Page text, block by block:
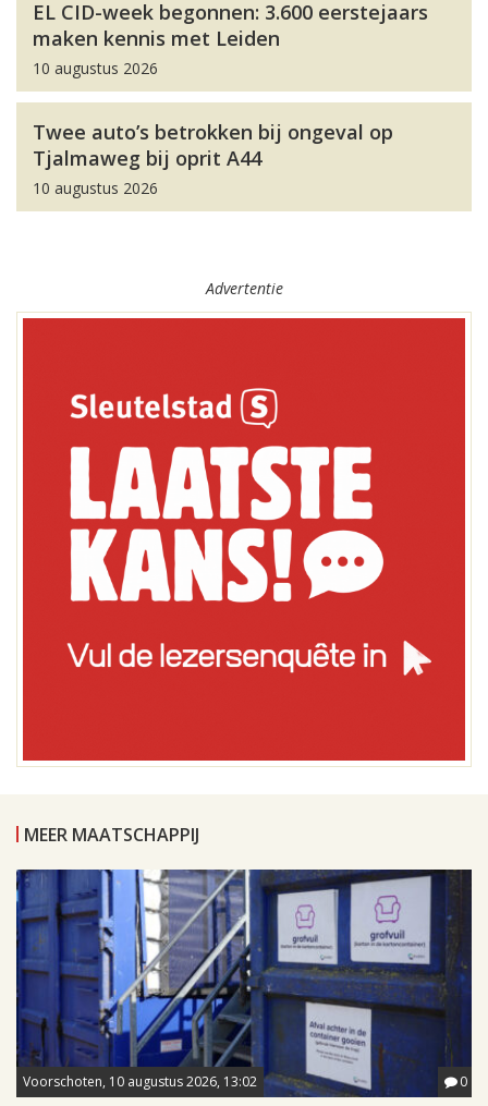
EL CID-week begonnen: 3.600 eerstejaars
maken kennis met Leiden
10 augustus 2026
Twee auto’s betrokken bij ongeval op
Tjalmaweg bij oprit A44
10 augustus 2026
Advertentie
MEER MAATSCHAPPIJ
Voorschoten, 10 augustus 2026, 13:02 0